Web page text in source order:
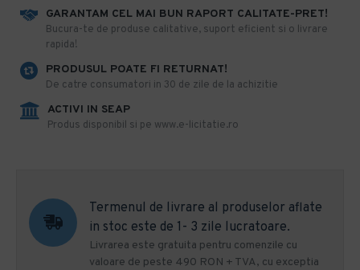
GARANTAM CEL MAI BUN RAPORT CALITATE-PRET!
​Bucura-te de produse calitative, suport eficient si o livrare
rapida!
PRODUSUL POATE FI RETURNAT!
De catre consumatori in 30 de zile de la achizitie
ACTIVI IN SEAP
Produs disponibil si pe www.e-licitatie.ro
Termenul de livrare al produselor aflate
in stoc este de 1- 3 zile lucratoare.
Livrarea este gratuita pentru comenzile cu
valoare de peste 490 RON + TVA, cu exceptia